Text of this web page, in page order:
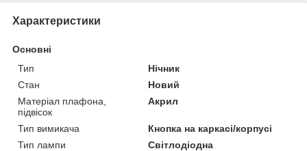
Характеристики
Основні
Тип
Нічник
Стан
Новий
Матеріал плафона,
підвісок
Акрил
Тип вимикача
Кнопка на каркасі/корпусі
Тип лампи
Світлодіодна